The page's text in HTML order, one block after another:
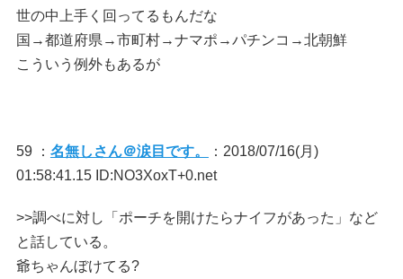
世の中上手く回ってるもんだな
国→都道府県→市町村→ナマポ→パチンコ→北朝鮮
こういう例外もあるが
59 ： 名無しさん＠涙目です。
：2018/07/16(月)
01:58:41.15 ID:NO3XoxT+0.net
>>調べに対し「ポーチを開けたらナイフがあった」など
と話している。
爺ちゃんぼけてる?